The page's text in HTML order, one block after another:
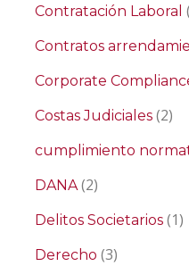
Contratación Laboral
Contratos
Corporate
Costas Judiciales (2)
cumplimiento
DANA(2)
Delitos Societarios (1)
Derecho (3)